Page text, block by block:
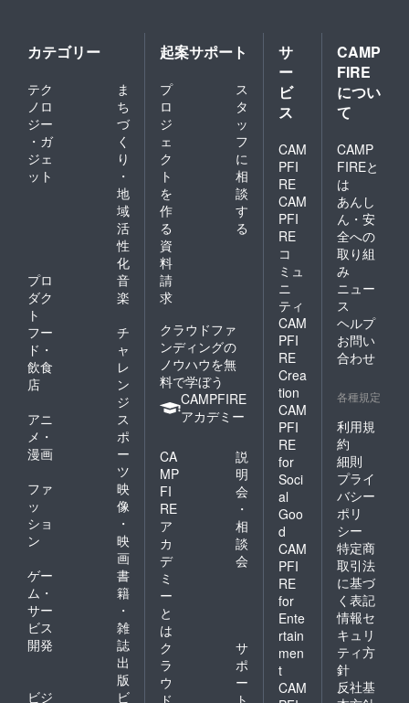
カテゴリー
テク
ノロ
ジー
・ガ
ジェ
ット
ま
ち
づ
く
り
・
地
域
活
性
化
プロ
ダク
ト
音
楽
フー
ド・
飲食
店
チ
ャ
レ
ン
ジ
アニ
メ・
漫画
ス
ポ
ー
ツ
ファ
ッ
ショ
ン
映
像
・
映
画
ゲー
ム・
サー
ビス
開発
書
籍
・
雑
誌
出
版
ビジ
ビ
起案サポート
プ
ロ
ジ
ェ
ク
ト
を
作
る
ス
タ
ッ
フ
に
相
談
す
る
資
料
請
求
クラウドファ
ンディングの
ノウハウを無
料で学ぼう
CAMPFIRE
アカデミー
CA
MP
FI
RE
ア
カ
デ
ミ
ー
と
は
説
明
会
・
相
談
会
ク
ラ
ウ
サ
ポ
ー
サ
ー
ビ
ス
CAM
PFI
RE
CAM
PFI
RE
コ
ミュ
ニ
ティ
CAM
PFI
RE
Crea
tion
CAM
PFI
RE
for
Soci
al
Goo
d
CAM
PFI
RE
for
Ente
rtain
men
t
CAM
CAMP
FIRE
につい
て
CAMP
FIREと
は
あんし
ん・安
全への
取り組
み
ニュー
ス
ヘルプ
お問い
合わせ
各種規定
利用規
約
細則
プライ
バシー
ポリ
シー
特定商
取引法
に基づ
く表記
情報セ
キュリ
ティ方
針
反社基